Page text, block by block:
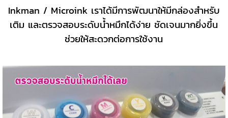
Inkman / Microink เราได้มีการพัฒนาให้มีกล่องสำหรับ
เติม และตรวจสอบระดับน้ำหมึกได้ง่าย ชัดเจนมากยิ่งขึ้น
ช่วยให้สะดวกต่อการใช้งาน